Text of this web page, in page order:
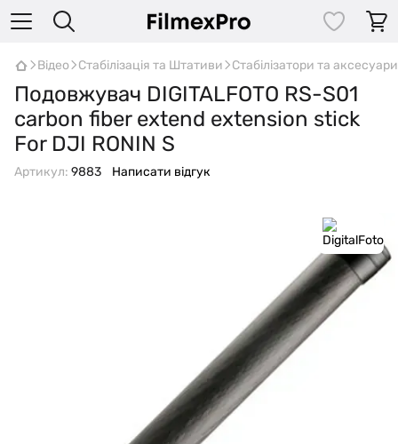
Відео Стабілізація та Штативи Стабілізатори та аксесуари
Подовжувач DIGITALFOTO RS-S01
carbon fiber extend extension stick
For DJI RONIN S
Артикул: 9883 Написати відгук